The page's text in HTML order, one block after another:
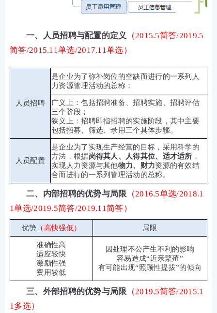
一、人员招聘与配置的定义 （2015.5简答/2019.5
简答/2015.11单选/2017.11单选）
人员招聘
是企业为了弥补岗位的空缺而进行的一系列人
力资源管理活动的总称；
广义上：包括招聘准备、招聘实施、招聘评估
三个阶段；
狭义上：招聘即指招聘的实施阶段，其中主要
包括招募、筛选、录用三个具体步骤。
人员配置
是企业为了实现生产经营的目标，采用科学的
方法，根据岗得其人、人得其位、适才适所 ，
实现人力资源与其他物力、财力资源的有效结
合而进行的一系列管理活动的总称。
二、内部招聘的优势与局限 （2016.5单选/2018.1
1单选/2019.5简答/2019.11简答）
优势 （高快强低） 局限
准确性高
适应较快
激励性强
费用较低
因处理不公产生不利的影响
容易造成“近亲繁殖”
有可能出现“照顾性提拔”的倾向
三、外部招聘的优势与局限 （2019.5简答/2015.1
1多选）